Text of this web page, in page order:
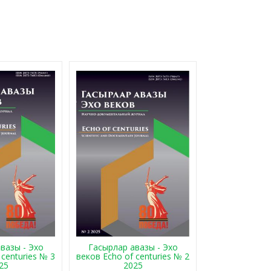
- Эхо
№ 3
Гасырлар авазы - Эхо
веков Echo of centuries № 2
2025